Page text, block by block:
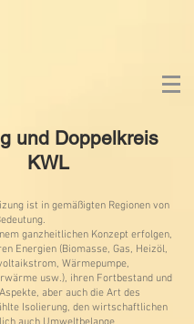
und Doppelkreis
KWL
ist in gemäßigten Regionen von
ganzheitlichen Konzept erfolgen,
Energien (Biomasse, Gas, Heizöl,
Wärmepumpe,
usw.), ihren Fortbestand und
aber auch die Art des
Isolierung, den wirtschaftlichen